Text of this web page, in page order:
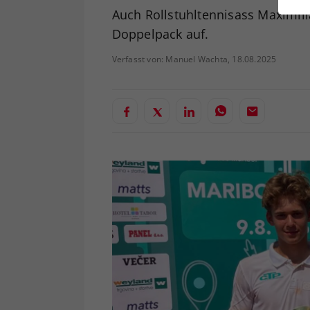
Auch Rollstuhltennisass
Doppelpack auf.
Verfasst von: Manuel Wachta, 18.08.2025